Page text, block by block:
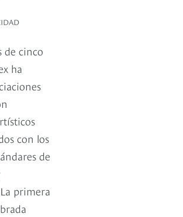
de cinco
ha
con los
de
primera